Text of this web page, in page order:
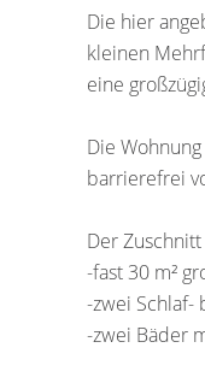
Die hier
kleinen
eine
Die
barrierefrei
Der
-fast 30 m²
-zwei Schlaf-
-zwei Bäder